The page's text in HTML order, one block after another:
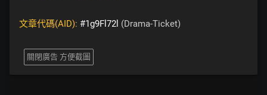
文章代碼(AID): #1g9Fl72l (Drama-Ticket)
關閉廣告 方便截圖